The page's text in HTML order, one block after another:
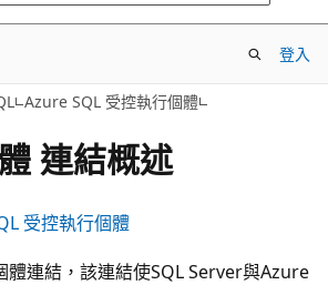
登入
Azure SQL 受控執行個體
連結概述
受控執行個體
體連結，該連結使SQL Server與Azure